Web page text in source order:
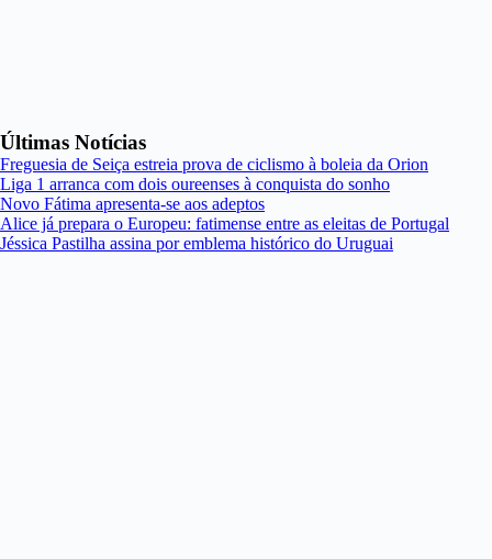
Últimas Notícias
Freguesia de Seiça estreia prova de ciclismo à boleia da Orion
Liga 1 arranca com dois oureenses à conquista do sonho
Novo Fátima apresenta-se aos adeptos
Alice já prepara o Europeu: fatimense entre as eleitas de Portugal
Jéssica Pastilha assina por emblema histórico do Uruguai